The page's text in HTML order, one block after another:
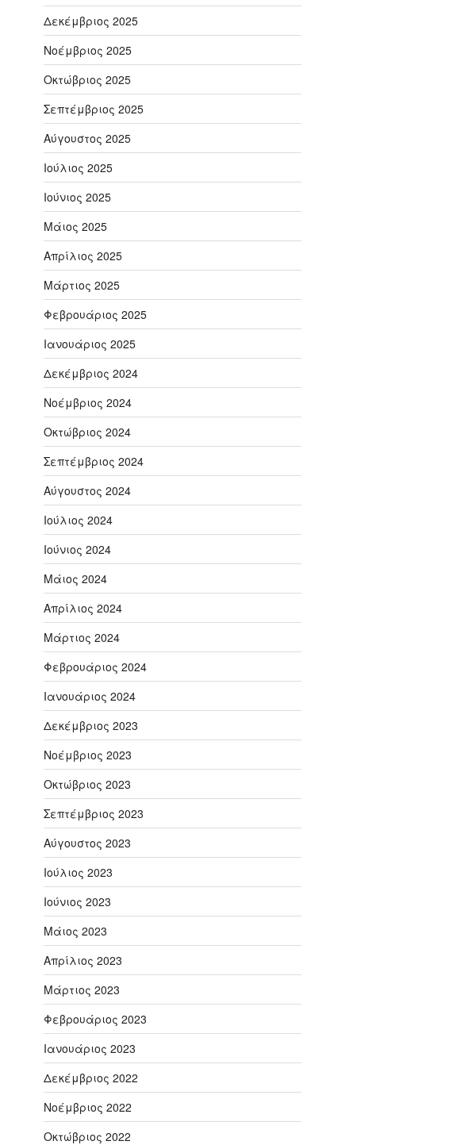
Δεκέμβριος 2025
Νοέμβριος 2025
Οκτώβριος 2025
Σεπτέμβριος 2025
Αύγουστος 2025
Ιούλιος 2025
Ιούνιος 2025
Μάιος 2025
Απρίλιος 2025
Μάρτιος 2025
Φεβρουάριος 2025
Ιανουάριος 2025
Δεκέμβριος 2024
Νοέμβριος 2024
Οκτώβριος 2024
Σεπτέμβριος 2024
Αύγουστος 2024
Ιούλιος 2024
Ιούνιος 2024
Μάιος 2024
Απρίλιος 2024
Μάρτιος 2024
Φεβρουάριος 2024
Ιανουάριος 2024
Δεκέμβριος 2023
Νοέμβριος 2023
Οκτώβριος 2023
Σεπτέμβριος 2023
Αύγουστος 2023
Ιούλιος 2023
Ιούνιος 2023
Μάιος 2023
Απρίλιος 2023
Μάρτιος 2023
Φεβρουάριος 2023
Ιανουάριος 2023
Δεκέμβριος 2022
Νοέμβριος 2022
Οκτώβριος 2022